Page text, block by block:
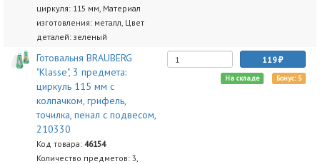
циркуля: 115 мм, Материал
изготовления: металл, Цвет
деталей: зеленый
Готовальня BRAUBERG
"Klasse", 3 предмета:
циркуль 115 мм с
колпачком, грифель,
точилка, пенал с подвесом,
210330
Код товара: 46154
Количество предметов: 3,
119
На складе Бонус: 5